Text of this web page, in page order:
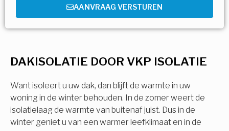
DAKISOLATIE DOOR VKP ISOLATIE
Want isoleert u uw dak, dan blijft de warmte in uw
woning in de winter behouden. In de zomer weert de
isolatielaag de warmte van buitenaf juist. Dus in de
winter geniet u van een warmer leefklimaat en in de
AANVRAAG VERSTUREN